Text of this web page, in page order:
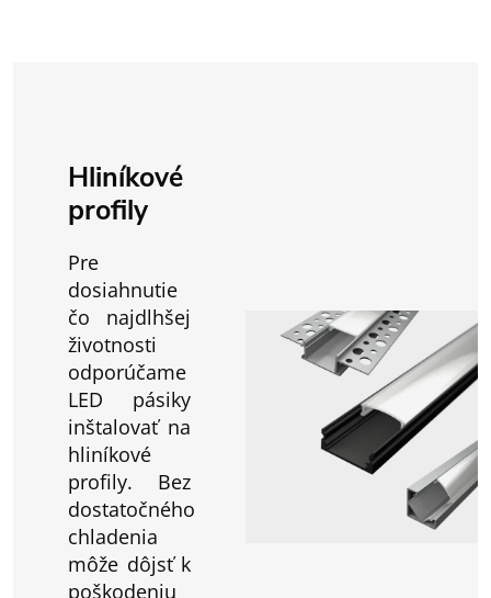
Hliníkové
profily
Pre
dosiahnutie
čo najdlhšej
životnosti
odporúčame
LED pásiky
inštalovať na
hliníkové
profily. Bez
dostatočného
chladenia
môže dôjsť k
poškodeniu